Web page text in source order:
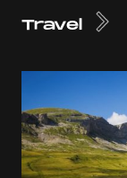
Travel